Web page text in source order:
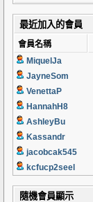
最近加入的會員
會員名稱
MiquelJa
JayneSom
VenettaP
HannahH8
AshleyBu
Kassandr
jacobcak545
kcfucp2seel
隨機會員顯示